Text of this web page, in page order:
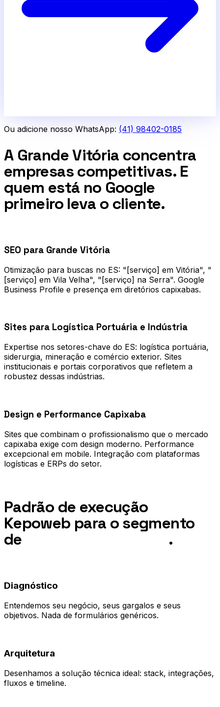
Ou adicione nosso WhatsApp: (41) 98402-0185
A Grande Vitória concentra
empresas competitivas. E
quem está no Google
primeiro leva o cliente.
SEO para Grande Vitória
Otimização para buscas no ES: "[serviço] em Vitória", "
[serviço] em Vila Velha", "[serviço] na Serra". Google
Business Profile e presença em diretórios capixabas.
Sites para Logística Portuária e Indústria
Expertise nos setores-chave do ES: logística portuária,
siderurgia, mineração e comércio exterior. Sites
institucionais e portais corporativos que refletem a
robustez dessas indústrias.
Design e Performance Capixaba
Sites que combinam o profissionalismo que o mercado
capixaba exige com design moderno. Performance
excepcional em mobile. Integração com plataformas
logísticas e ERPs do setor.
Padrão de execução
Kepoweb para o segmento
de
.
Diagnóstico
Entendemos seu negócio, seus gargalos e seus
objetivos. Nada de formulários genéricos.
Arquitetura
Desenhamos a solução técnica ideal: stack, integrações,
fluxos e timeline.